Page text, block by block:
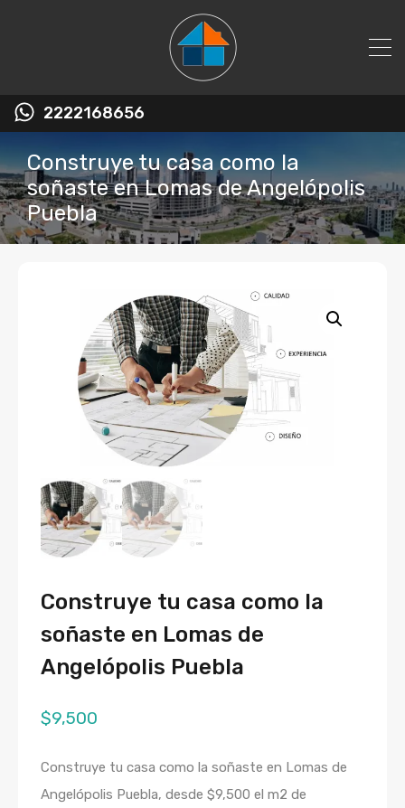
2222168656
Construye tu casa como la
soñaste en Lomas de Angelópolis
Puebla
Construye tu casa como la
soñaste en Lomas de
Angelópolis Puebla
$9,500
Construye tu casa como la soñaste en Lomas de
Angelópolis Puebla, desde $9,500 el m2 de